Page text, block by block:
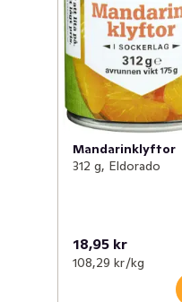
Mandarinklyftor
312 g, Eldorado
18,95 kr
108,29 kr /kg